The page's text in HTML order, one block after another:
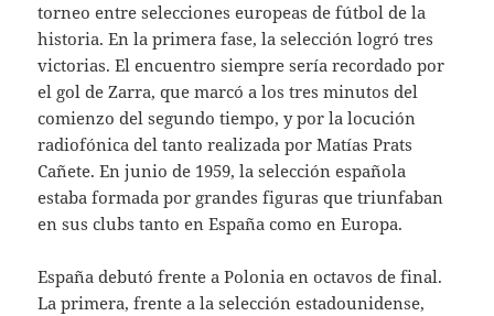
torneo entre selecciones europeas de fútbol de la
historia. En la primera fase, la selección logró tres
victorias. El encuentro siempre sería recordado por
el gol de Zarra, que marcó a los tres minutos del
comienzo del segundo tiempo, y por la locución
radiofónica del tanto realizada por Matías Prats
Cañete. En junio de 1959, la selección española
estaba formada por grandes figuras que triunfaban
en sus clubs tanto en España como en Europa.
España debutó frente a Polonia en octavos de final.
La primera, frente a la selección estadounidense,